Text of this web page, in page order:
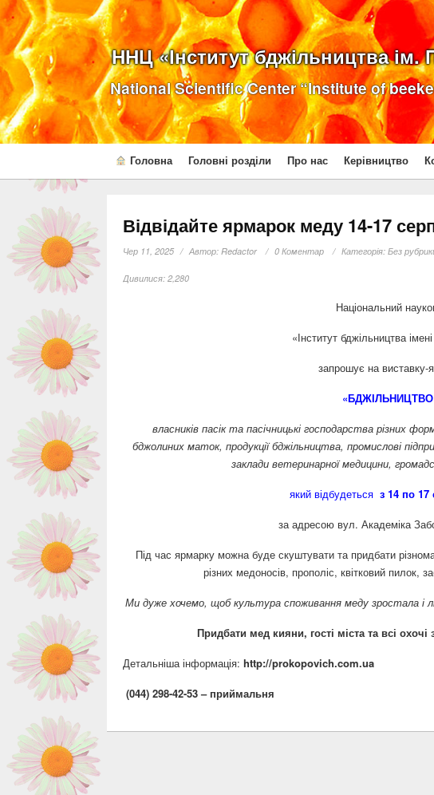
ННЦ «Інститут бджільництва ім.
National Scientific Center “Institute of
Головна Головні розділи Про нас Керівництво
Відвідайте ярмарок меду 14-17
Чер 11, 2025 Автор:Redactor 0 Коментар Категорія:Без
Дивилися:2,280
Національний
«Інститут бджільництва
запрошує на
«БДЖІЛЬНИЦТВО
власників пасік та пасічницькі господарства різних
бджолиних маток, продукції бджільництва, промислові
заклади ветеринарної медицини,
який відбудетьсяз 14 по 17
за адресою вул. Академіка
Під час ярмарку можна буде скуштувати та придбати
різних медоносів, прополіс, квітковий пилок,
Ми дуже хочемо, щоб культура споживання меду зростала і
Придбати мед кияни, гості міста та всі охочі
Детальніша інформація:http://prokopovich.com.ua
(044) 298-42-53 – приймальня